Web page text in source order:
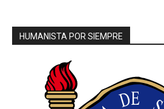
HUMANISTA POR SIEMPRE